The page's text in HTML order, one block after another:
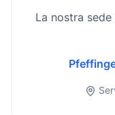
La nostra